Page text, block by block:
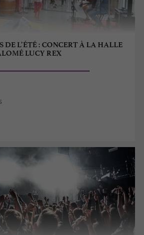
DE L’ÉTÉ : CONCERT À LA HALLE
LUCY REX